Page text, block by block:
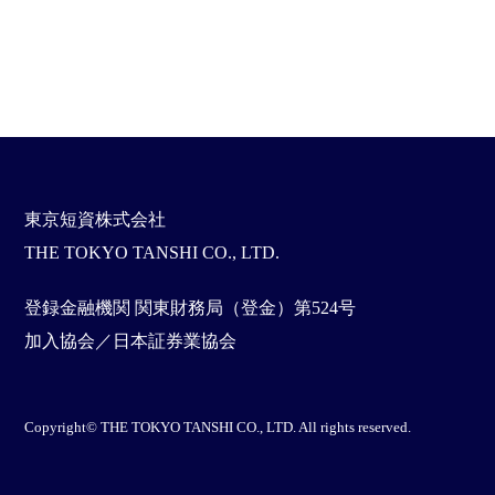
東京短資株式会社
THE TOKYO TANSHI CO., LTD.
登録金融機関 関東財務局（登金）第524号
加入協会／日本証券業協会
Copyright© THE TOKYO TANSHI CO., LTD. All rights reserved.